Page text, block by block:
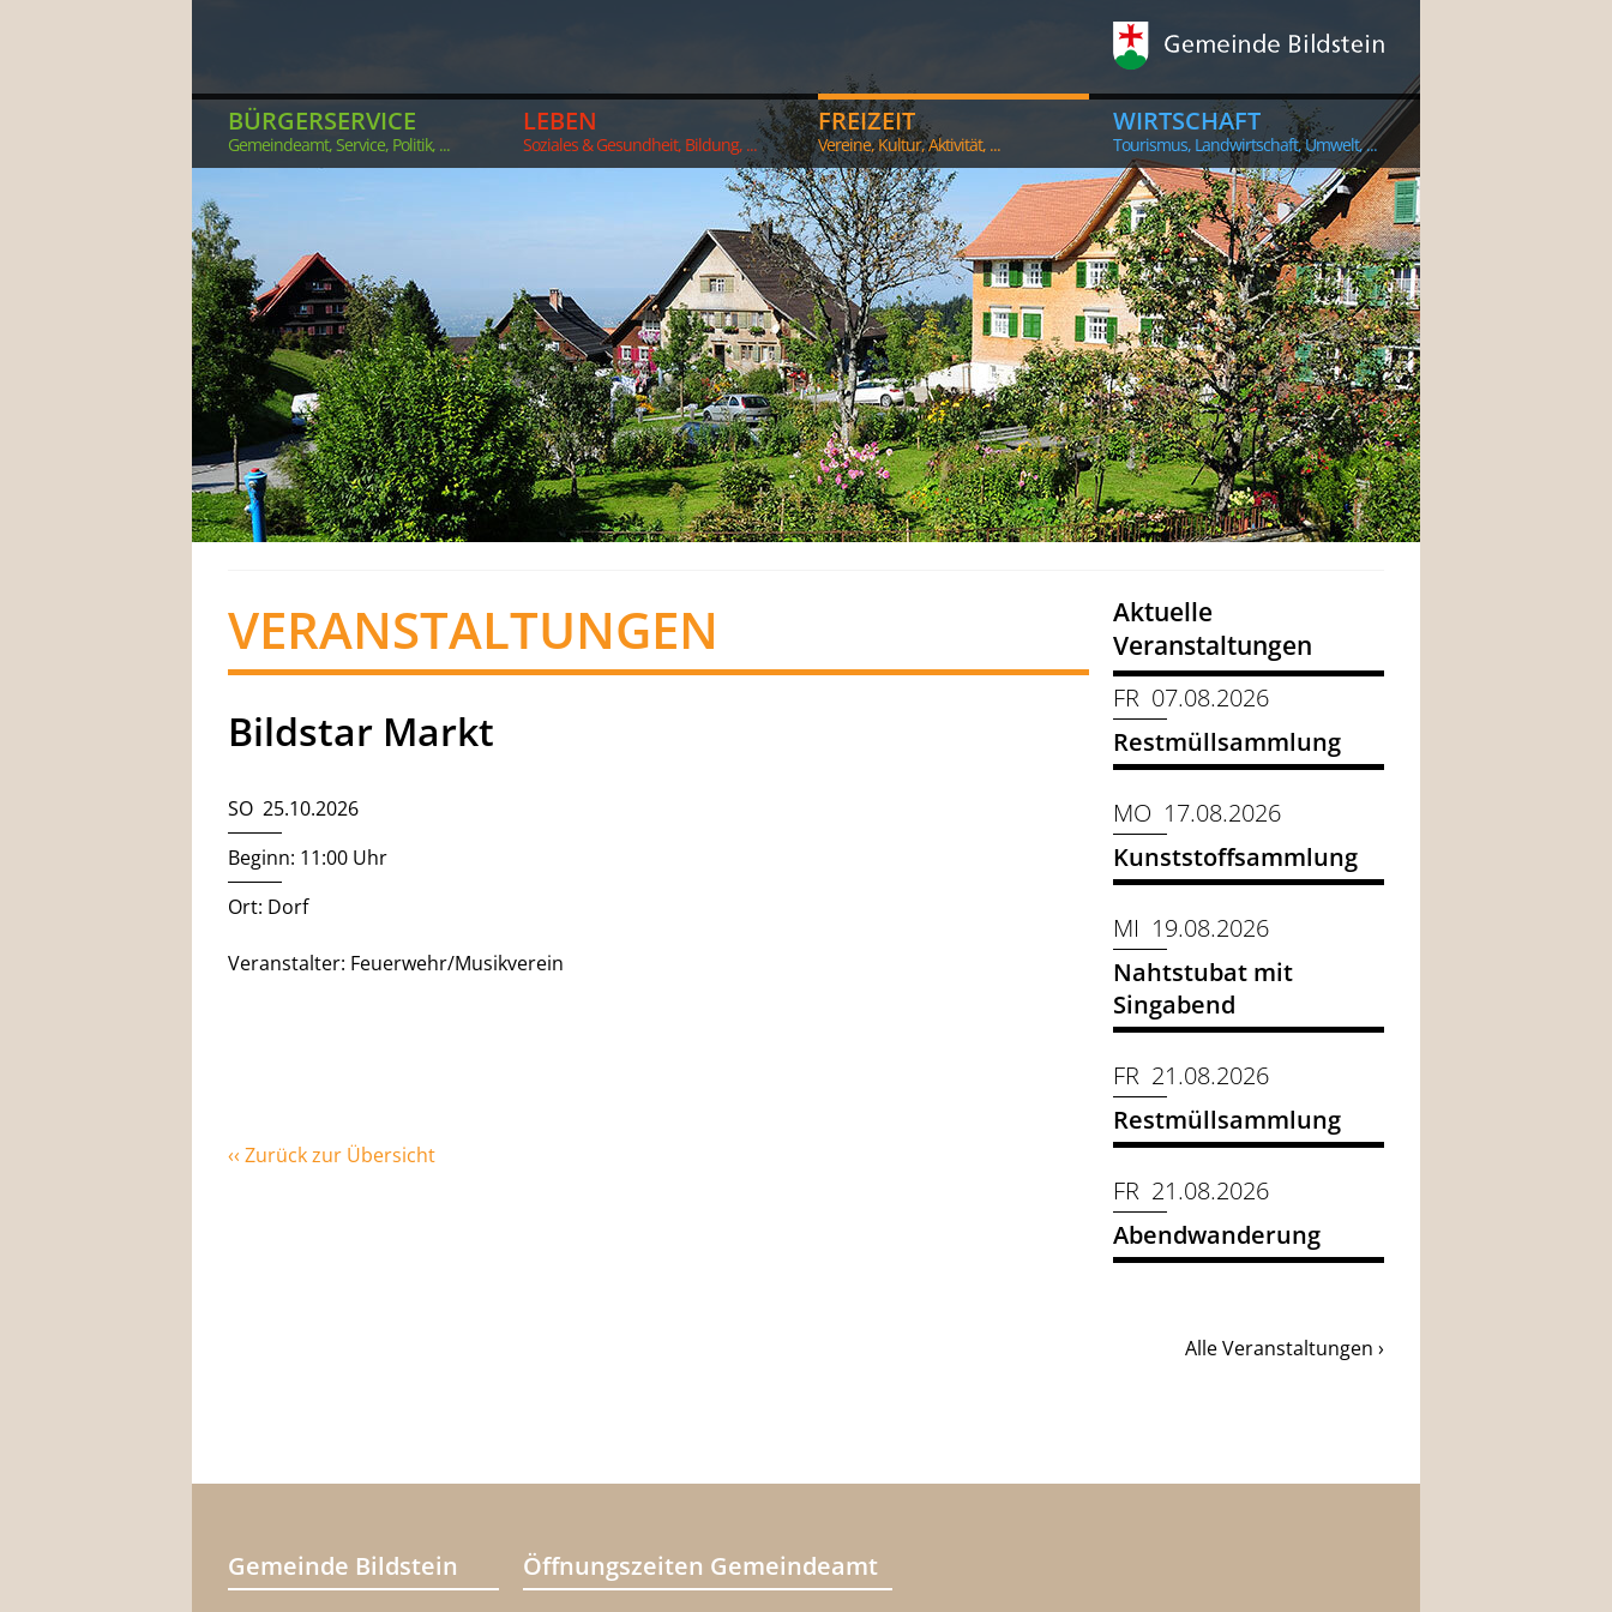
BÜRGERSERVICE
Gemeindeamt, Service, Politik, ...
LEBEN
Soziales & Gesundheit, Bildung, ...
FREIZEIT
Vereine, Kultur, Aktivität, ...
WIRTSCHAFT
Tourismus, Landwirtschaft, Umwelt, ...
VERANSTALTUNGEN
Bildstar Markt
SO 25.10.2026
Beginn: 11:00 Uhr
Ort: Dorf
Veranstalter: Feuerwehr/Musikverein
‹‹ Zurück zur Übersicht
Aktuelle
Veranstaltungen
FR 07.08.2026
Restmüllsammlung
MO 17.08.2026
Kunststoffsammlung
MI 19.08.2026
Nahtstubat mit
Singabend
FR 21.08.2026
Restmüllsammlung
FR 21.08.2026
Abendwanderung
Alle Veranstaltungen ›
Gemeinde Bildstein Öffnungszeiten Gemeindeamt